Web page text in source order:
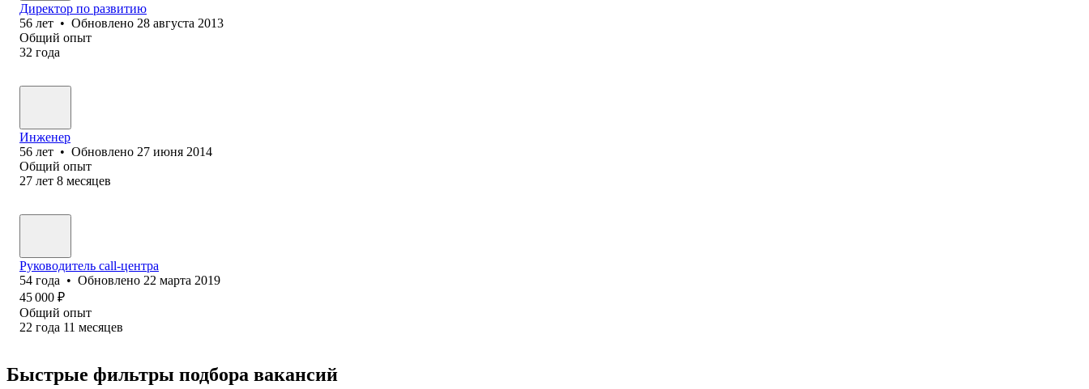
Директор по развитию
56 лет • Обновлено 28 августа 2013
Общий опыт
32 года
Инженер
56 лет • Обновлено 27 июня 2014
Общий опыт
27 лет 8 месяцев
Руководитель call-центра
54 года • Обновлено 22 марта 2019
45 000 ₽
Общий опыт
22 года 11 месяцев
Быстрые фильтры подбора вакансий